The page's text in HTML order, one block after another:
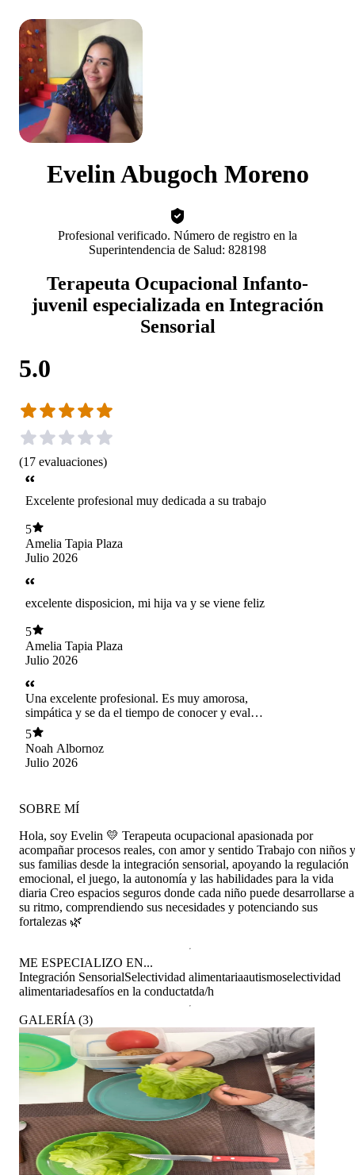
Evelin Abugoch Moreno
Profesional verificado. Número de registro en la
Superintendencia de Salud: 828198
Terapeuta Ocupacional Infanto-
juvenil especializada en Integración
Sensorial
5.0
(17 evaluaciones)
Excelente profesional muy dedicada a su trabajo
5
Amelia Tapia Plaza
Julio 2026
excelente disposicion, mi hija va y se viene feliz
5
Amelia Tapia Plaza
Julio 2026
Una excelente profesional. Es muy amorosa,
simpática y se da el tiempo de conocer y evaluar
a nuestro bebé, siempre haciendo que se sienta
cómodo a través del juego. Explica todo de
forma muy clara, nos orienta sobre qué es
normal y qué debemos trabajar, sin alarmarnos,
hemos sentido muy acompañados en todo el
proceso. ¡La recomiendo totalmente!
5
Noah Albornoz
Julio 2026
SOBRE MÍ
Hola, soy Evelin 💛 Terapeuta ocupacional apasionada por
acompañar procesos reales, con amor y sentido Trabajo con niños y
sus familias desde la integración sensorial, apoyando la regulación
emocional, el juego, la autonomía y las habilidades para la vida
diaria Creo espacios seguros donde cada niño puede desarrollarse a
su ritmo, comprendiendo sus necesidades y potenciando sus
fortalezas 🌿
ME ESPECIALIZO EN...
Integración SensorialSelectividad alimentariaautismoselectividad
alimentariadesafíos en la conductatda/h
GALERÍA (3)